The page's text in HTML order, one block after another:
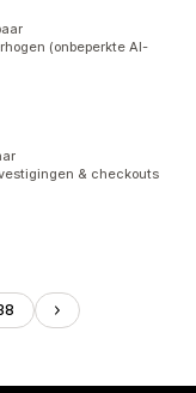
(onbeperkte AI-
& checkouts